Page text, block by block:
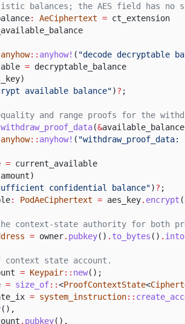
balances; the AES field has no
: AeCiphertext = ct_extension
anyhow:: anyhow! ( "decode decryptable
= decryptable_balance
available balance")? ;
and range proofs for the
withdraw_proof_data(&
anyhow:: anyhow! (
= current_available
confidential balance")? ;
: PodAeCiphertext = aes_key. encrypt
context-state authority for both
= owner. pubkey() . to_bytes () . into
state account.
= Keypair:: new();
= size_of::<ProofContextState<
= system_instruction::
(),
. pubkey(),